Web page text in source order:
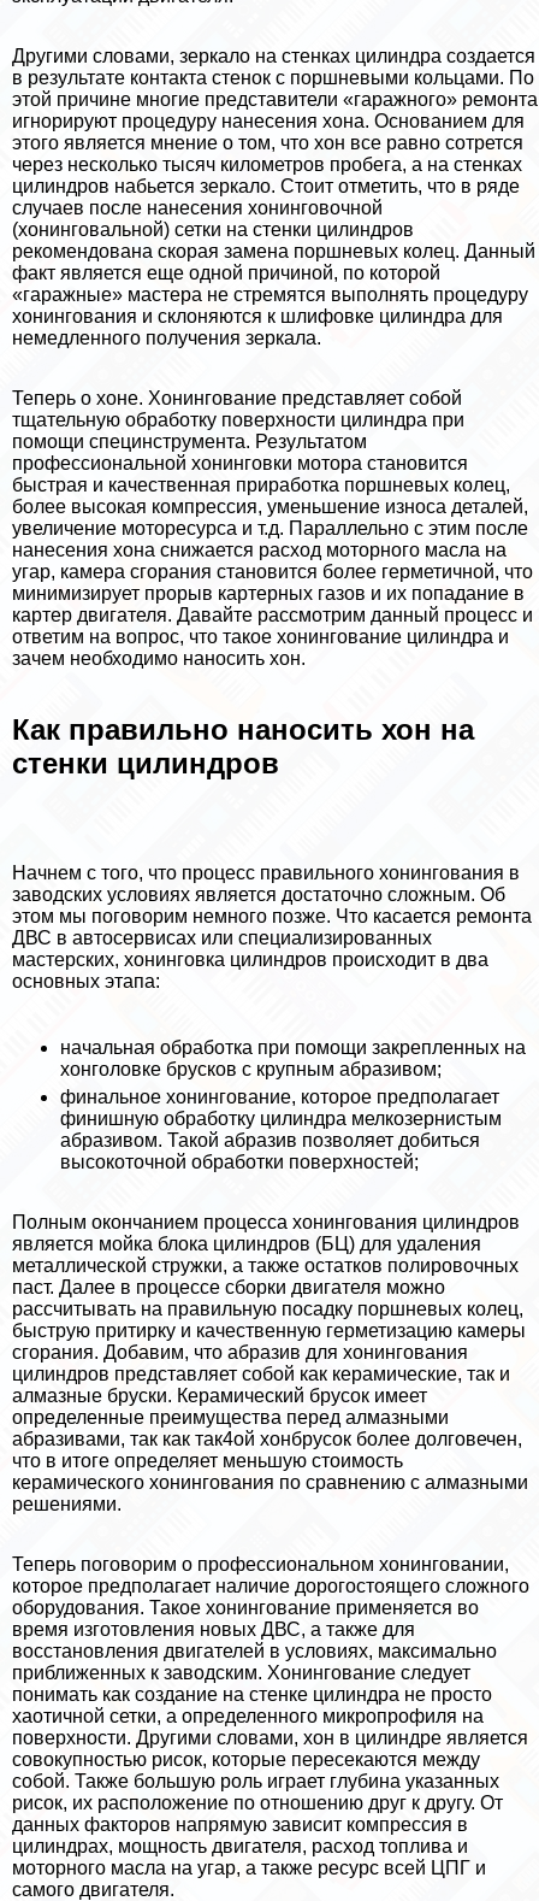
Другими словами, зеркало на стенках цилиндра создается
в результате контакта стенок с поршневыми кольцами. По
этой причине многие представители «гаражного» ремонта
игнорируют процедуру нанесения хона. Основанием для
этого является мнение о том, что хон все равно сотрется
через несколько тысяч километров пробега, а на стенках
цилиндров набьется зеркало. Стоит отметить, что в ряде
случаев после нанесения хонинговочной
(хонинговальной) сетки на стенки цилиндров
рекомендована скорая замена поршневых колец. Данный
факт является еще одной причиной, по которой
«гаражные» мастера не стремятся выполнять процедуру
хонингования и склоняются к шлифовке цилиндра для
немедленного получения зеркала.
Теперь о хоне. Хонингование представляет собой
тщательную обработку поверхности цилиндра при
помощи специнструмента. Результатом
профессиональной хонинговки мотора становится
быстрая и качественная приработка поршневых колец,
более высокая компрессия, уменьшение износа деталей,
увеличение моторесурса и т.д. Параллельно с этим после
нанесения хона снижается расход моторного масла на
угар, камера сгорания становится более герметичной, что
минимизирует прорыв картерных газов и их попадание в
картер двигателя. Давайте рассмотрим данный процесс и
ответим на вопрос, что такое хонингование цилиндра и
зачем необходимо наносить хон.
Как правильно наносить хон на
стенки цилиндров
Начнем с того, что процесс правильного хонингования в
заводских условиях является достаточно сложным. Об
этом мы поговорим немного позже. Что касается ремонта
ДВС в автосервисах или специализированных
мастерских, хонинговка цилиндров происходит в два
основных этапа:
начальная обработка при помощи закрепленных на
хонголовке брусков с крупным абразивом;
финальное хонингование, которое предполагает
финишную обработку цилиндра мелкозернистым
абразивом. Такой абразив позволяет добиться
высокоточной обработки поверхностей;
Полным окончанием процесса хонингования цилиндров
является мойка блока цилиндров (БЦ) для удаления
металлической стружки, а также остатков полировочных
паст. Далее в процессе сборки двигателя можно
рассчитывать на правильную посадку поршневых колец,
быструю притирку и качественную герметизацию камеры
сгорания. Добавим, что абразив для хонингования
цилиндров представляет собой как керамические, так и
алмазные бруски. Керамический брусок имеет
определенные преимущества перед алмазными
абразивами, так как так4ой хонбрусок более долговечен,
что в итоге определяет меньшую стоимость
керамического хонингования по сравнению с алмазными
решениями.
Теперь поговорим о профессиональном хонинговании,
которое предполагает наличие дорогостоящего сложного
оборудования. Такое хонингование применяется во
время изготовления новых ДВС, а также для
восстановления двигателей в условиях, максимально
приближенных к заводским. Хонингование следует
понимать как создание на стенке цилиндра не просто
хаотичной сетки, а определенного микропрофиля на
поверхности. Другими словами, хон в цилиндре является
совокупностью рисок, которые пересекаются между
собой. Также большую роль играет глубина указанных
рисок, их расположение по отношению друг к другу. От
данных факторов напрямую зависит компрессия в
цилиндрах, мощность двигателя, расход топлива и
моторного масла на угар, а также ресурс всей ЦПГ и
самого двигателя.